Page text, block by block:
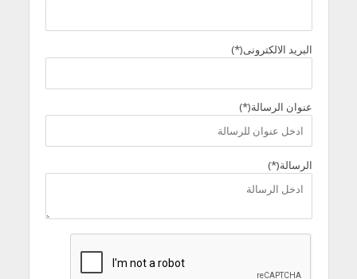
البريد الالكترونى(*)
عنوان الرسالة(*)
الرسالة(*)